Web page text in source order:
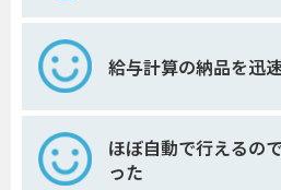
給与計算の納品を迅
ほぼ自動で行えるの
った